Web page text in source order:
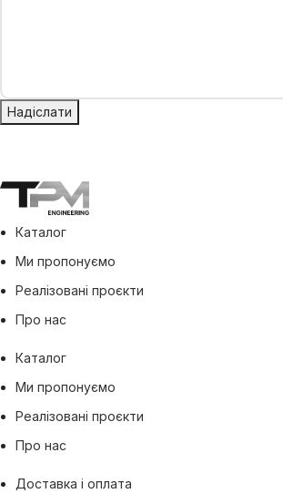
Надіслати
Каталог
Ми пропонуємо
Реалізовані проєкти
Про нас
Каталог
Ми пропонуємо
Реалізовані проєкти
Про нас
Доставка і оплата